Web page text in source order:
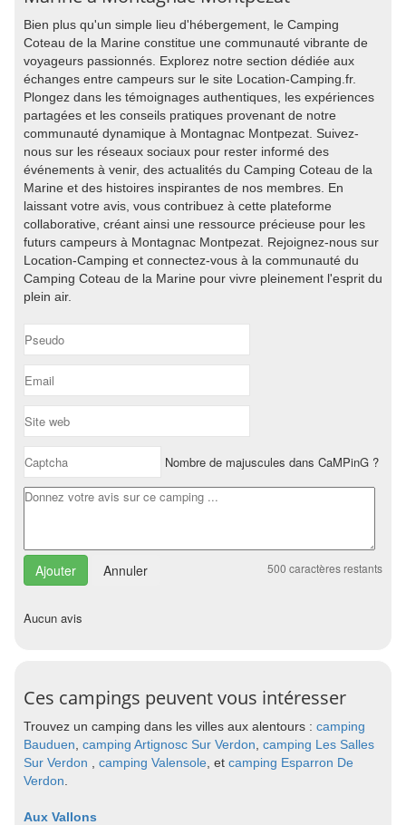
Bien plus qu'un simple lieu d'hébergement, le Camping
Coteau de la Marine constitue une communauté vibrante de
voyageurs passionnés. Explorez notre section dédiée aux
échanges entre campeurs sur le site Location-Camping.fr.
Plongez dans les témoignages authentiques, les expériences
partagées et les conseils pratiques provenant de notre
communauté dynamique à Montagnac Montpezat. Suivez-
nous sur les réseaux sociaux pour rester informé des
événements à venir, des actualités du Camping Coteau de la
Marine et des histoires inspirantes de nos membres. En
laissant votre avis, vous contribuez à cette plateforme
collaborative, créant ainsi une ressource précieuse pour les
futurs campeurs à Montagnac Montpezat. Rejoignez-nous sur
Location-Camping et connectez-vous à la communauté du
Camping Coteau de la Marine pour vivre pleinement l'esprit du
plein air.
Nombre de majuscules dans CaMPinG ?
Annuler 500 caractères restants
Aucun avis
Ces campings peuvent vous intéresser
Trouvez un camping dans les villes aux alentours : camping
Bauduen camping Artignosc Sur Verdon camping Les Salles
Sur Verdon
camping Valensole , et camping Esparron De
Verdon
Aux Vallons